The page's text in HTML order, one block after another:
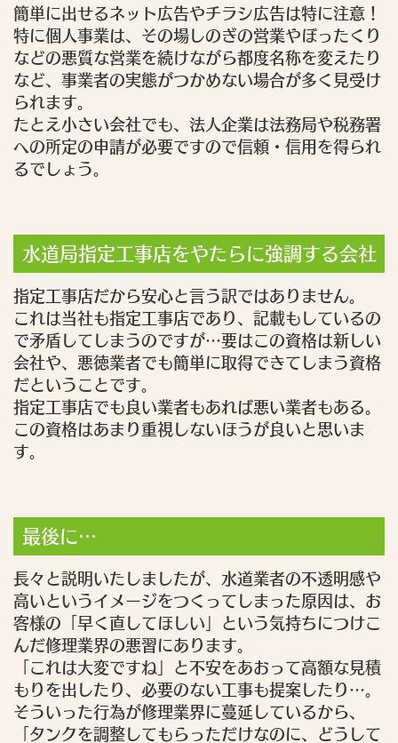
簡単に出せるネット広告やチラシ広告は特に注意！
特に個人事業は、その場しのぎの営業やぼったくり
などの悪質な営業を続けながら都度名称を変えたり
など、事業者の実態がつかめない場合が多く見受け
られます。
たとえ小さい会社でも、法人企業は法務局や税務署
への所定の申請が必要ですので信頼・信用を得られ
るでしょう。
水道局指定工事店をやたらに強調する会社
指定工事店だから安心と言う訳ではありません。
これは当社も指定工事店であり、記載もしているの
で矛盾してしまうのですが…要はこの資格は新しい
会社や、悪徳業者でも簡単に取得できてしまう資格
だということです。
指定工事店でも良い業者もあれば悪い業者もある。
この資格はあまり重視しないほうが良いと思いま
す。
最後に…
長々と説明いたしましたが、水道業者の不透明感や
高いというイメージをつくってしまった原因は、お
客様の「早く直してほしい」という気持ちにつけこ
んだ修理業界の悪習にあります。
「これは大変ですね」と不安をあおって高額な見積
もりを出したり、必要のない工事も提案したり…。
そういった行為が修理業界に蔓延しているから、
「タンクを調整してもらっただけなのに、どうして